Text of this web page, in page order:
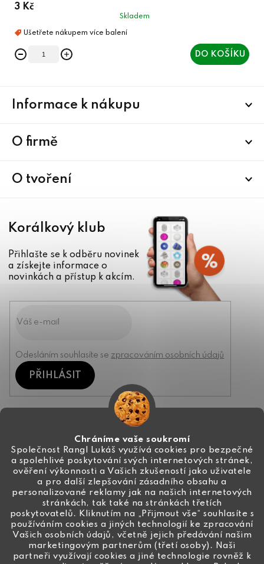
Chráníme vaše soukromí
Společnost Rangl Lukáš využívá cookies pro bezpečné
a spolehlivé poskytování svých internetových stránek,
ověření výkonnosti a Vašich zkušeností jako uživatele
a pro další zlepšování zásadního obsahu a
personalizované reklamy jak na našich internetových
stránkách, tak také na stránkách třetích
poskytovatelů. Kliknutím na „Přijmout vše“ souhlasíte s
používáním cookies a jiných technologií ke zpracování
Vašich osobních údajů, včetně jejich předávání našim
marketingovým partnerům (třetí osoby). Naši
partneři využívají cookies a jiné technologie rovněž k
3 Kč
Skladem
DO KOŠÍKU
Informace k nákupu
O firmě
O tvoření
Korálkový klub
Přihlašte se k odběru novinek
a získejte informace o
novinkách a přístup k akcím.
Odesláním souhlasíte se zpracováním osobních údajů
PŘIHLÁSIT
info@ceske-koralky.cz
+420 774 444 191